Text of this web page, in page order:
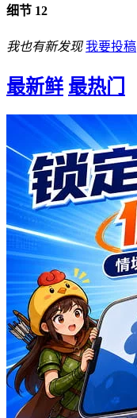
细节 12
我也有新发现 我要投稿
最新鲜 最热门